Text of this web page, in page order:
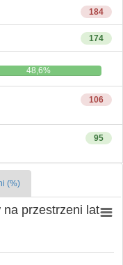
184
174
48,6%
106
95
(%)
przestrzeni lat